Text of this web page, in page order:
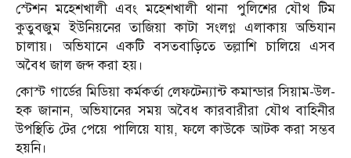
স্টেশন মহেশখালী এবং মহেশখালী থানা পুলিশের যৌথ টিম
কুতুবজুম ইউনিয়নের তাজিয়া কাটা সংলগ্ন এলাকায় অভিযান
চালায়। অভিযানে একটি বসতবাড়িতে তল্লাশি চালিয়ে এসব
অবৈধ জাল জব্দ করা হয়।
কোস্ট গার্ডের মিডিয়া কর্মকর্তা লেফটেন্যান্ট কমান্ডার সিয়াম-উল-
হক জানান, অভিযানের সময় অবৈধ কারবারীরা যৌথ বাহিনীর
উপস্থিতি টের পেয়ে পালিয়ে যায়, ফলে কাউকে আটক করা সম্ভব
হয়নি।